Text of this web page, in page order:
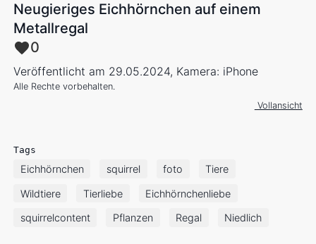
Neugieriges Eichhörnchen auf einem
Metallregal
0
Veröffentlicht am 29.05.2024, Kamera: iPhone
Alle Rechte vorbehalten.
Vollansicht
Tags
Eichhörnchen squirrel foto Tiere
Wildtiere Tierliebe Eichhörnchenliebe
squirrelcontent Pflanzen Regal Niedlich